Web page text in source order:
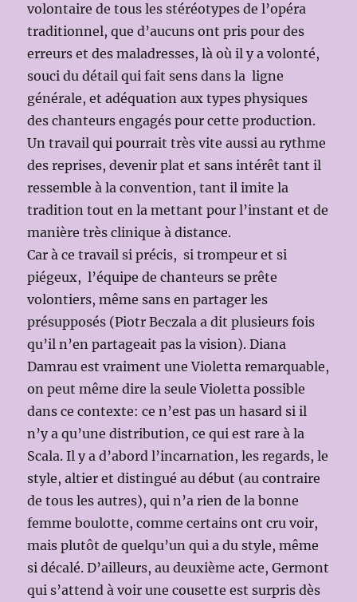
volontaire de tous les stéréotypes de l’opéra
traditionnel, que d’aucuns ont pris pour des
erreurs et des maladresses, là où il y a volonté,
souci du détail qui fait sens dans la ligne
générale, et adéquation aux types physiques
des chanteurs engagés pour cette production.
Un travail qui pourrait très vite aussi au rythme
des reprises, devenir plat et sans intérêt tant il
ressemble à la convention, tant il imite la
tradition tout en la mettant pour l’instant et de
manière très clinique à distance.
Car à ce travail si précis, si trompeur et si
piégeux, l’équipe de chanteurs se prête
volontiers, même sans en partager les
présupposés (Piotr Beczala a dit plusieurs fois
qu’il n’en partageait pas la vision). Diana
Damrau est vraiment une Violetta remarquable,
on peut même dire la seule Violetta possible
dans ce contexte: ce n’est pas un hasard si il
n’y a qu’une distribution, ce qui est rare à la
Scala. Il y a d’abord l’incarnation, les regards, le
style, altier et distingué au début (au contraire
de tous les autres), qui n’a rien de la bonne
femme boulotte, comme certains ont cru voir,
mais plutôt de quelqu’un qui a du style, même
si décalé. D’ailleurs, au deuxième acte, Germont
qui s’attend à voir une cousette est surpris dès